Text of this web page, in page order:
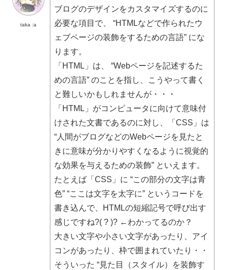
taka :a
ブログのデザインをカスタマイズするのに
必要な項目で、 “HTMLなどで作られたウ
ェブページの装飾をするための言語” にな
ります。
「HTML」は、 “Webページを記述するた
めの言語” のことを指し、こうやって書く
と難しいかもしれませんが・・・
「HTML」がコンピュータに向けて意味付
けされた文書であるのに対し、「CSS」は
“人間がブログなどのWebページを見たと
きに意味が分かりやすくなるように視覚的
な効果を与えるための装飾” といえます。
たとえば「CSS」に “この部分の文字は青
色” “ここは文字を太字に” というコードを
書き込んで、HTMLの短縮記号で呼び出す
感じですね?( ? )? ←わかってるのか？
大きい文字や小さい文字があったり、アイ
コンがあったり、枠で囲まれていたり・・
そういった “見た目（スタイル）を装飾す